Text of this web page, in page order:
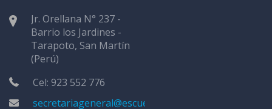
Jr. Orellana N° 237 -
Barrio los Jardines -
Tarapoto, San Martín
(Perú)
Cel: 923 552 776
secretariageneral@escuelatarapoto.edu.pe